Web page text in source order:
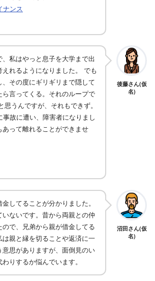
ナンス
私はやっと息子を大学まで出
えれるようになりました。 でも
その度にギリギリまで隠して
ら言ってくる。それのループで
思うんですが、それもできず。
事故に遭い、障害者になりまし
あって離れることができませ
後藤さん(仮
名)
してることが分かりました。
いないです。昔から両親との仲
ので、兄弟から親が借金してる
は親と縁を切ることや返済に一
意思がありますが、面倒見のい
りするか悩んでいます。
沼田さん(仮
名)